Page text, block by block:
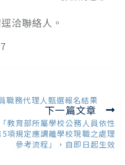
洽聯絡人。
職務代理人甄選報名結果
下一篇文章
教育部所屬學校公務人員依性
項規定應調離學校現職之處理
參考流程」，自即日起生效